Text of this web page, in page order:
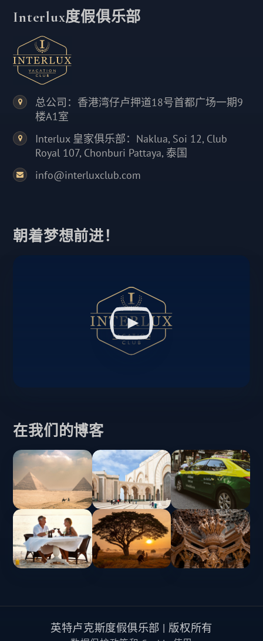
Interlux度假俱乐部
总公司：香港湾仔卢押道18号首都广场一期9
楼A1室
Interlux 皇家俱乐部：Naklua, Soi 12, Club
Royal 107, Chonburi Pattaya, 泰国
info@interluxclub.com
朝着梦想前进！
在我们的博客
英特卢克斯度假俱乐部 | 版权所有